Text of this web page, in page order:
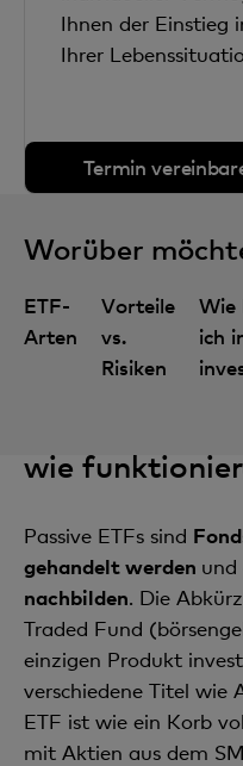
Ihnen der Einstieg
Ihrer
Termin
Worüber
ETF-
Arten
Vorteile
vs.
Risiken
Wie
ich
wie
Passive ETFs sind
gehandelt werden und
nachbilden. Die
Traded Fund
einzigen Produkt
verschiedene Titel wie
ETF ist wie ein Korb
mit Aktien aus dem